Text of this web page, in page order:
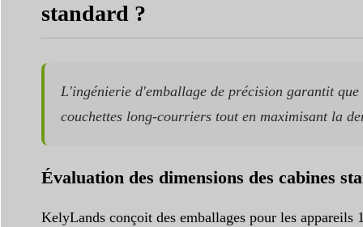
standard ?
L'ingénierie d'emballage de précision garantit que
couchettes long-courriers tout en maximisant la
Évaluation des dimensions des cabines
KelyLands conçoit des emballages pour les